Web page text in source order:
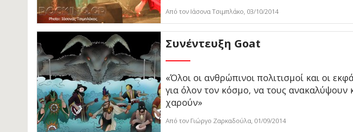
Από τον Ιάσονα Τσιμπλάκο, 03/10/2014
Συνέντευξη Goat
«Όλοι οι ανθρώπινοι πολιτισμοί και οι
για όλον τον κόσμο, να τους ανακαλύψουν
χαρούν»
Από τον Γιώργο Ζαρκαδούλα, 01/09/2014